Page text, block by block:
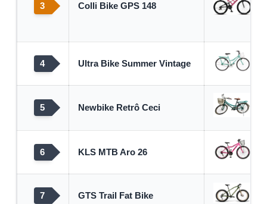
3 Colli Bike GPS 148
4 Ultra Bike Summer Vintage
5 Newbike Retrô Ceci
6 KLS MTB Aro 26
7 GTS Trail Fat Bike